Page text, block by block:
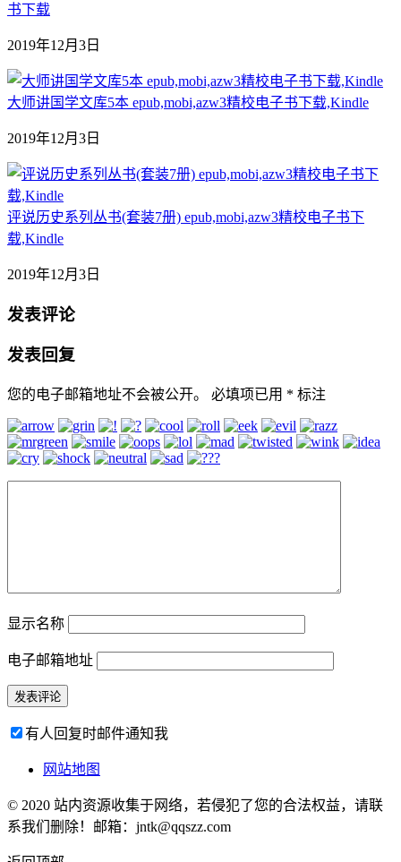
书下载
2019年12月3日
大师讲国学文库5本 epub,mobi,azw3精校电子书下载,Kindle
2019年12月3日
评说历史系列丛书(套装7册) epub,mobi,azw3精校电子书下
载,Kindle
2019年12月3日
发表评论
发表回复
您的电子邮箱地址不会被公开。 必填项已用 * 标注
显示名称
电子邮箱地址
有人回复时邮件通知我
网站地图
© 2020 站内资源收集于网络，若侵犯了您的合法权益，请联
系我们删除！邮箱：jntk@qqszz.com